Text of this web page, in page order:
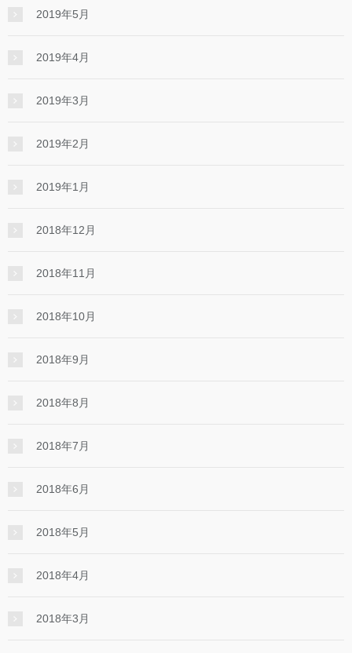
2019年5月
2019年4月
2019年3月
2019年2月
2019年1月
2018年12月
2018年11月
2018年10月
2018年9月
2018年8月
2018年7月
2018年6月
2018年5月
2018年4月
2018年3月